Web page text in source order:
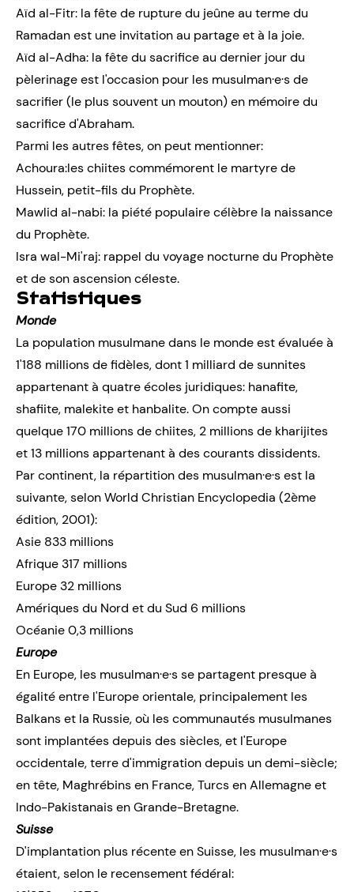
Aïd al-Fitr: la fête de rupture du jeûne au terme du
Ramadan est une invitation au partage et à la joie.
Aïd al-Adha: la fête du sacrifice au dernier jour du
pèlerinage est l'occasion pour les musulman·e·s de
sacrifier (le plus souvent un mouton) en mémoire du
sacrifice d'Abraham.
Parmi les autres fêtes, on peut mentionner:
Achoura:les chiites commémorent le martyre de
Hussein, petit-fils du Prophète.
Mawlid al-nabi: la piété populaire célèbre la naissance
du Prophète.
Isra wal-Mi'raj: rappel du voyage nocturne du Prophète
et de son ascension céleste.
Statistiques
Monde
La population musulmane dans le monde est évaluée à
1'188 millions de fidèles, dont 1 milliard de sunnites
appartenant à quatre écoles juridiques: hanafite,
shafiite, malekite et hanbalite. On compte aussi
quelque 170 millions de chiites, 2 millions de kharijites
et 13 millions appartenant à des courants dissidents.
Par continent, la répartition des musulman·e·s est la
suivante, selon World Christian Encyclopedia (2ème
édition, 2001):
Asie 833 millions
Afrique 317 millions
Europe 32 millions
Amériques du Nord et du Sud 6 millions
Océanie 0,3 millions
Europe
En Europe, les musulman·e·s se partagent presque à
égalité entre l'Europe orientale, principalement les
Balkans et la Russie, où les communautés musulmanes
sont implantées depuis des siècles, et l'Europe
occidentale, terre d'immigration depuis un demi-siècle;
en tête, Maghrébins en France, Turcs en Allemagne et
Indo-Pakistanais en Grande-Bretagne.
Suisse
D'implantation plus récente en Suisse, les musulman·e·s
étaient, selon le recensement fédéral: